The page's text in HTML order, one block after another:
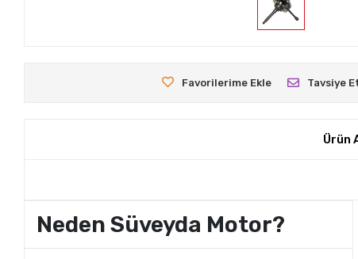
Favorilerime Ekle Tavsiye
Ürün
Neden Süveyda Motor?